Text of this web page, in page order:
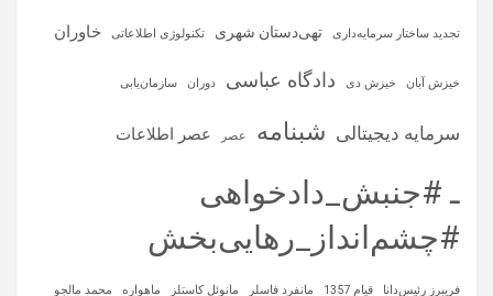
تجدید ساختار سرمایه‌داری تهی‌دستان شهری تکنولوژی اطلاعاتی خاوران
خیزش آبان خیزش دی دادگاه عباسی دوران سازمان‌یابی
سرمایه‌ دیجیتالی شبنامه عصر عصر اطلاعات
ـ #جنبش_دادخواهی
#چشم‌انداز_رهایی‌بخش
فریبرز رئیس‌دانا قیام 1357 مانفرد فاسلر مانوئل کاستلز ماهواره‌ محمد مالجو